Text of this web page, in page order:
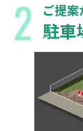
ご提
駐車